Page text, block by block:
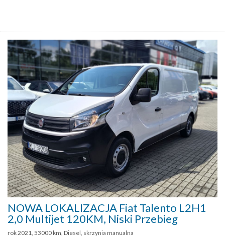
NOWA LOKALIZACJA Fiat Talento L2H1
2,0 Multijet 120KM, Niski Przebieg
rok 2021, 53000 km, Diesel, skrzynia manualna